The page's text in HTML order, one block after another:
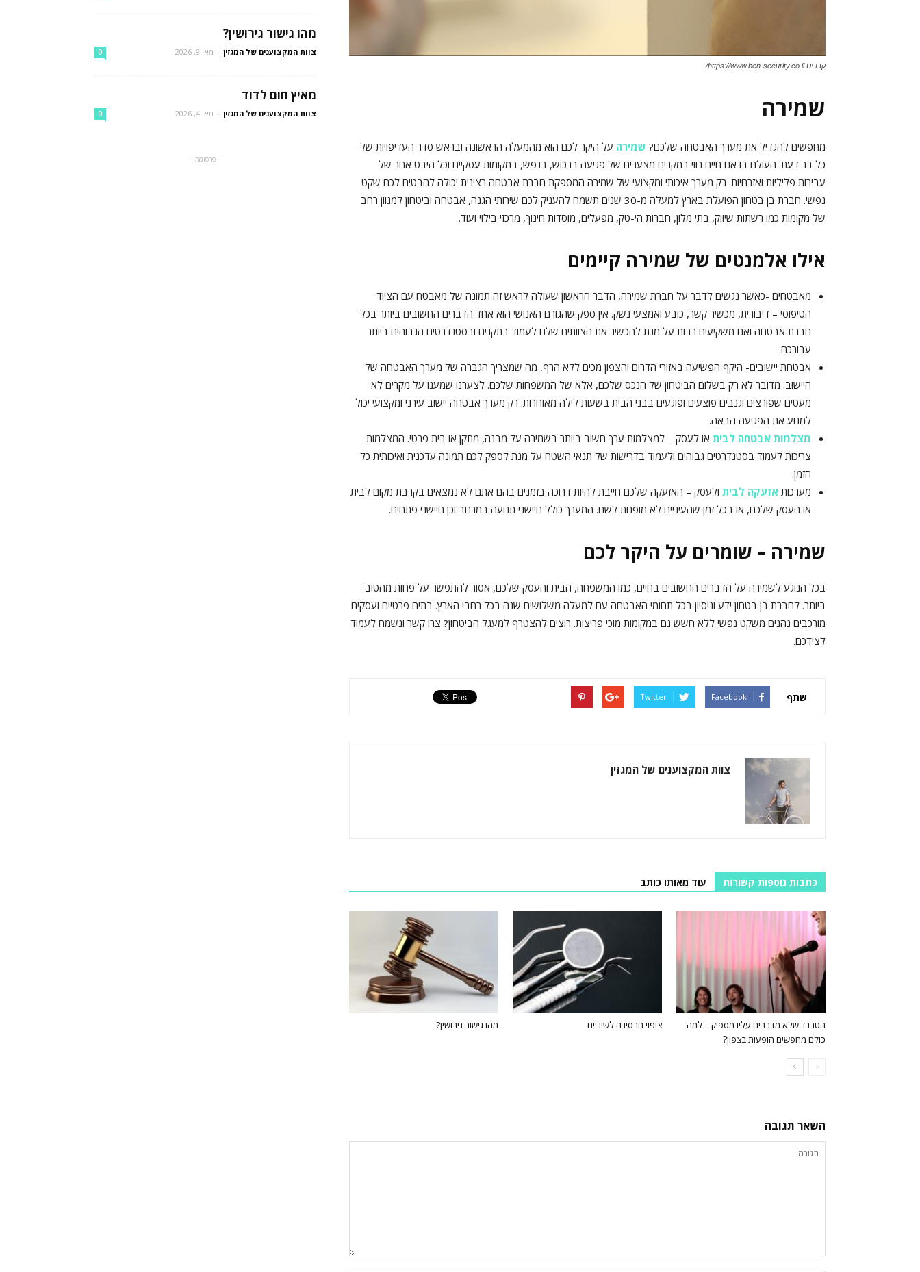
קרדיט https://www.ben-security.co.il/
שמירה
מחפשים להגדיל את מערך האבטחה שלכם? שמירה על היקר לכם הוא מהמעלה הראשונה ובראש סדר העדיפויות של
כל בר דעת. העולם בו אנו חיים רווי במקרים מצערים של פגיעה ברכוש, בנפש, במקומות עסקיים וכל היבט אחר של
עבירות פליליות ואזרחיות. רק מערך איכותי ומקצועי של שמירה המספקת חברת אבטחה רצינית יכולה להבטיח לכם שקט
נפשי. חברת בן בטחון הפועלת בארץ למעלה מ-30 שנים תשמח להעניק לכם שירותי הגנה, אבטחה וביטחון למגוון רחב
של מקומות כמו רשתות שיווק, בתי מלון, חברות הי-טק, מפעלים, מוסדות חינוך, מרכזי בילוי ועוד.
אילו אלמנטים של שמירה קיימים
מאבטחים -כאשר נגשים לדבר על חברת שמירה, הדבר הראשון שעולה לראש זה תמונה של מאבטח עם הציוד
הטיפוסי – דיבורית, מכשיר קשר, כובע ואמצעי נשק. אין ספק שהגורם האנושי הוא אחד הדברים החשובים ביותר בכל
חברת אבטחה ואנו משקיעים רבות על מנת להכשיר את הצוותים שלנו לעמוד בתקנים ובסטנדרטים הגבוהים ביותר
עבורכם.
אבטחת יישובים- היקף הפשיעה באזורי הדרום והצפון מכים ללא הרף, מה שמצריך הגברה של מערך האבטחה של
היישוב. מדובר לא רק בשלום הביטחון של הנכס שלכם, אלא של המשפחות שלכם. לצערנו שמענו על מקרים לא
מעטים שפורצים וגנבים פוצעים ופוגעים בבני הבית בשעות לילה מאוחרות. רק מערך אבטחה יישוב עירני ומקצועי יכול
למנוע את הפגיעה הבאה.
מצלמות אבטחה לבית או לעסק – למצלמות ערך חשוב ביותר בשמירה על מבנה, מתקן או בית פרטי. המצלמות
צריכות לעמוד בסטנדרטים גבוהים ולעמוד בדרישות של תנאי השטח על מנת לספק לכם תמונה עדכנית ואיכותית כל
הזמן.
מערכות אזעקה לבית ולעסק – האזעקה שלכם חייבת להיות דרוכה בזמנים בהם אתם לא נמצאים בקרבת מקום לבית
או העסק שלכם, או בכל זמן שהעיניים לא מופנות לשם. המערך כולל חיישני תנועה במרחב וכן חיישני פתחים.
שמירה – שומרים על היקר לכם
בכל הנוגע לשמירה על הדברים החשובים בחיים, כמו המשפחה, הבית והעסק שלכם, אסור להתפשר על פחות מהטוב
ביותר. לחברת בן בטחון ידע וניסיון בכל תחומי האבטחה עם למעלה משלושים שנה בכל רחבי הארץ. בתים פרטיים ועסקים
מורכבים נהנים משקט נפשי ללא חשש גם במקומות מוכי פריצות. רוצים להצטרף למעגל הביטחון? צרו קשר ונשמח לעמוד
לצידכם.
שתף Facebook
Twitter
צוות המקצוענים של המגזין
כתבות נוספות קשורות עוד מאותו כותב
הטרנד שלא מדברים עליו מספיק – למה
כולם מחפשים הופעות בצפון?
ציפוי חרסינה לשיניים מהו גישור גירושין?
השאר תגובה
מהו גישור גירושין?
צוות המקצוענים של המגזין - מאי 9, 2026 0
מאיץ חום לדוד
צוות המקצוענים של המגזין - מאי 4, 2026 0
- פרסומת -